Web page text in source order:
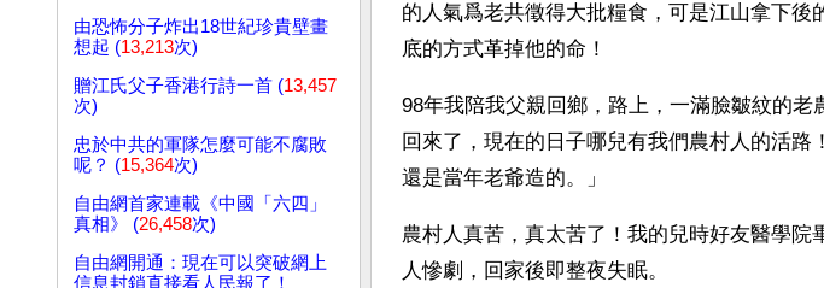
由恐怖分子炸出18世紀珍貴壁畫
想起 (13,213次)
贈江氏父子香港行詩一首 (13,457
次)
忠於中共的軍隊怎麼可能不腐敗
呢？ (15,364次)
自由網首家連載《中國「六四」
真相》 (26,458次)
自由網開通：現在可以突破網上
信息封鎖直接看人民報了！
的人氣爲老共徵得大批糧食，可是江山拿下
底的方式革掉他的命！
98年我陪我父親回鄉，路上，一滿臉皺紋的
回來了，現在的日子哪兒有我們農村人的活
還是當年老爺造的。」
農村人真苦，真太苦了！我的兒時好友醫學
人慘劇，回家後即整夜失眠。